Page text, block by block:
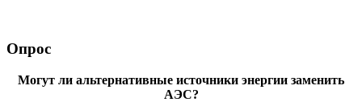
Опрос
Могут ли альтернативные источники энергии заменить
АЭС?